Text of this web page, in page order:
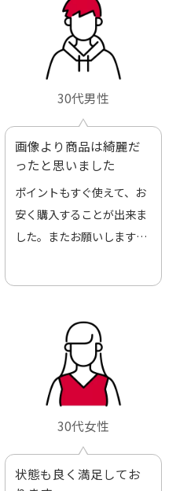
30代男性
画像より商品は綺麗だ
ったと思いました
ポイントもすぐ使えて、お
安く購入することが出来ま
した。またお願いします、
30代女性
状態も良く満足してお